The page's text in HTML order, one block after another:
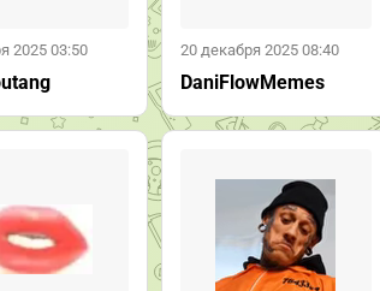
2025 03:50 20 декабря 2025 08:40
DaniFlowMemes